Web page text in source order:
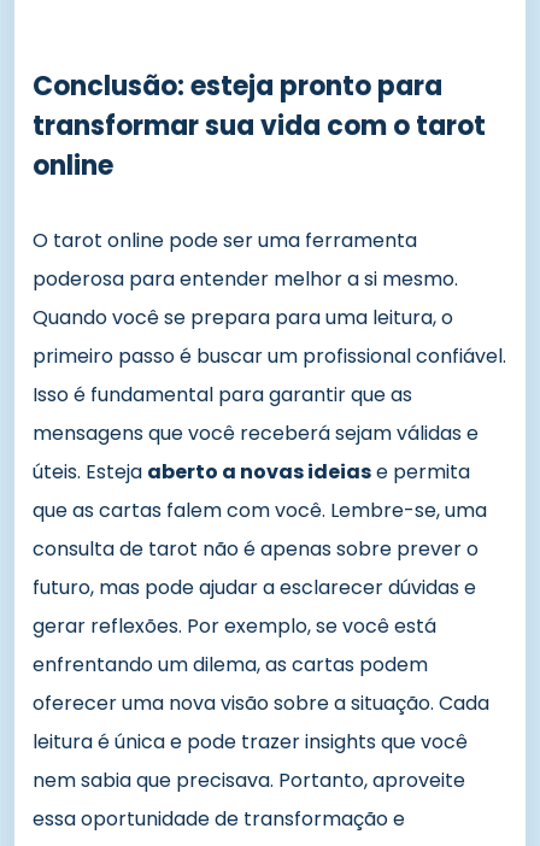
Conclusão: esteja pronto para
transformar sua vida com o tarot
online
O tarot online pode ser uma ferramenta
poderosa para entender melhor a si mesmo.
Quando você se prepara para uma leitura, o
primeiro passo é buscar um profissional confiável.
Isso é fundamental para garantir que as
mensagens que você receberá sejam válidas e
úteis. Esteja aberto a novas ideiase permita
que as cartas falem com você. Lembre-se, uma
consulta de tarot não é apenas sobre prever o
futuro, mas pode ajudar a esclarecer dúvidas e
gerar reflexões. Por exemplo, se você está
enfrentando um dilema, as cartas podem
oferecer uma nova visão sobre a situação. Cada
leitura é única e pode trazer insights que você
nem sabia que precisava. Portanto, aproveite
essa oportunidade de transformação e